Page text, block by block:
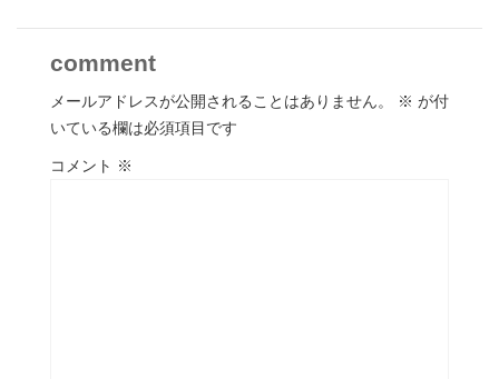
comment
メールアドレスが公開されることはありません。 ※ が付
いている欄は必須項目です
コメント ※